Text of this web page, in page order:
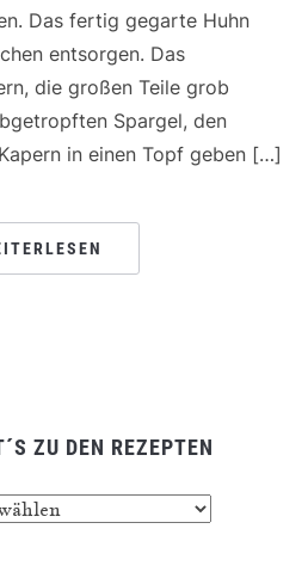
ZU DEN REZEPTEN
Das fertig gegarte Huhn
entsorgen. Das
die großen Teile grob
Spargel, den
in einen Topf geben […]